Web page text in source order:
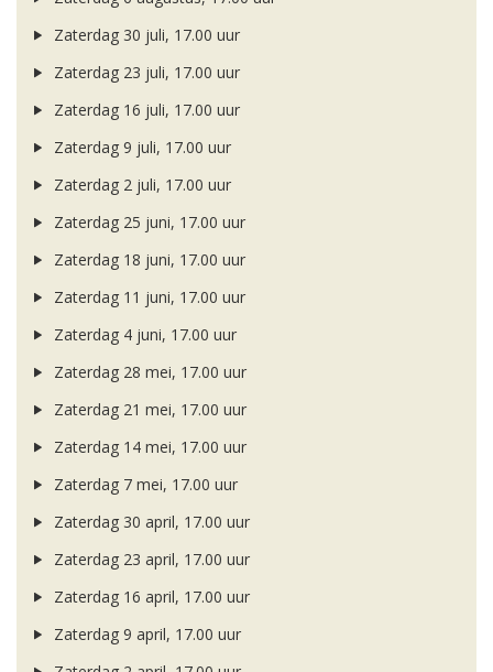
Zaterdag 30 juli, 17.00 uur
Zaterdag 23 juli, 17.00 uur
Zaterdag 16 juli, 17.00 uur
Zaterdag 9 juli, 17.00 uur
Zaterdag 2 juli, 17.00 uur
Zaterdag 25 juni, 17.00 uur
Zaterdag 18 juni, 17.00 uur
Zaterdag 11 juni, 17.00 uur
Zaterdag 4 juni, 17.00 uur
Zaterdag 28 mei, 17.00 uur
Zaterdag 21 mei, 17.00 uur
Zaterdag 14 mei, 17.00 uur
Zaterdag 7 mei, 17.00 uur
Zaterdag 30 april, 17.00 uur
Zaterdag 23 april, 17.00 uur
Zaterdag 16 april, 17.00 uur
Zaterdag 9 april, 17.00 uur